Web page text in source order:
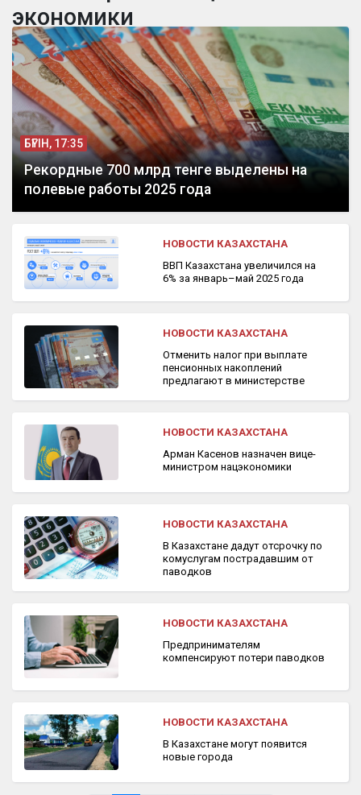
Организатора продажи поддельных госномеров задержали
в Алматы
экономики
БҮГІН, 17:35
Рекордные 700 млрд тенге выделены на
полевые работы 2025 года
НОВОСТИ КАЗАХСТАНА
ВВП Казахстана увеличился на
6% за январь–май 2025 года
НОВОСТИ КАЗАХСТАНА
Отменить налог при выплате
пенсионных накоплений
предлагают в министерстве
НОВОСТИ КАЗАХСТАНА
Арман Касенов назначен вице-
министром нацэкономики
НОВОСТИ КАЗАХСТАНА
В Казахстане дадут отсрочку по
комуслугам пострадавшим от
паводков
НОВОСТИ КАЗАХСТАНА
Предпринимателям
компенсируют потери паводков
НОВОСТИ КАЗАХСТАНА
В Казахстане могут появится
новые города